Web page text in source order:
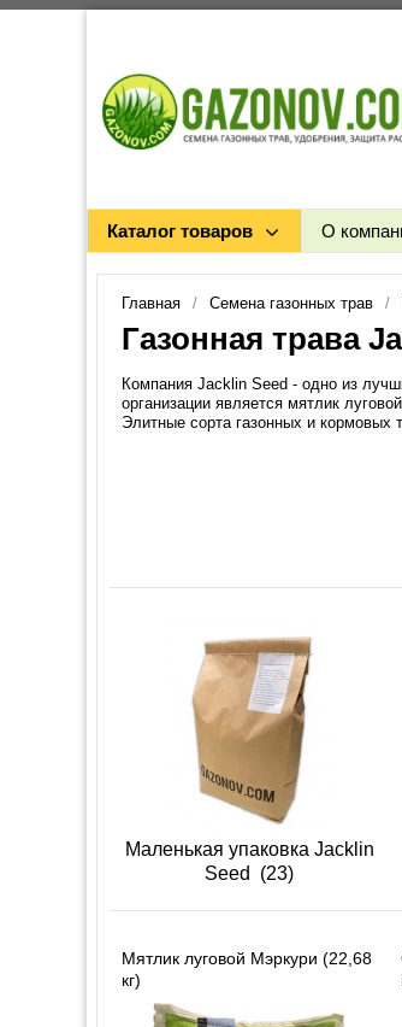
Каталог товаров О
Главная Семена газонных трав
Газонная трава
Компания Jacklin Seed - одно из
организации является мятлик
Элитные сорта газонных и
Маленькая упаковка Jacklin
Seed
(23)
Мятлик луговой Мэркури (22,68
кг)